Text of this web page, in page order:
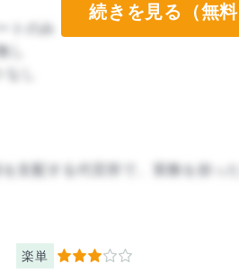
トのみ
し
を支配する代官所で、実務を担っ
楽単 3
続きを見る（無料